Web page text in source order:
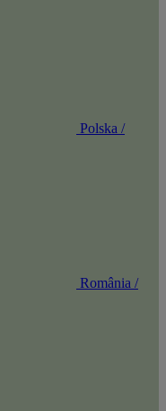
Polska /
România /